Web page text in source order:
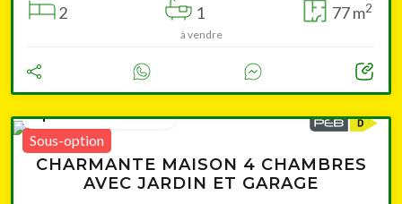
2 1 77 m2
à vendre
Sous-option
à partir de 169 000 €
CHARMANTE MAISON 4 CHAMBRES
AVEC JARDIN ET GARAGE